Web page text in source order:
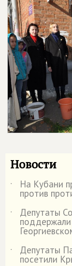
Новости
˙ На Кубани
против
˙
Депутаты
˙
Депутаты
посетили